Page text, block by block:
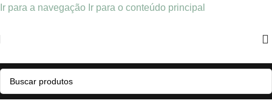
Ir para a navegação Ir para o conteúdo principal